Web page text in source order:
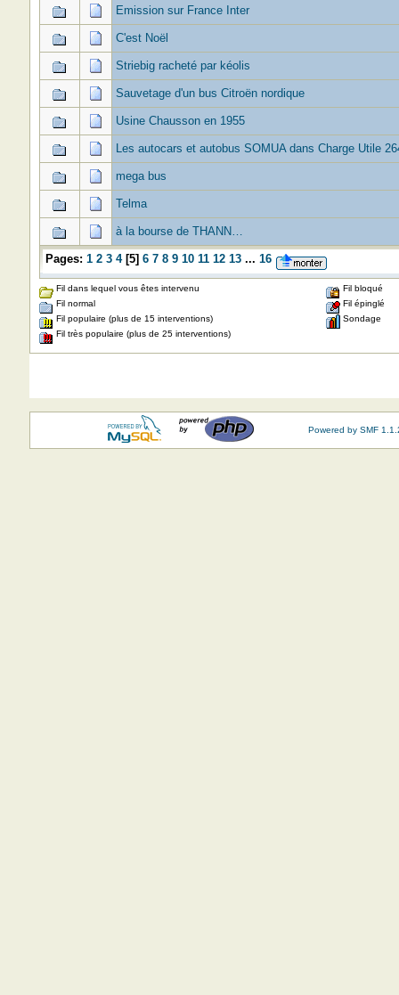
Emission sur France Inter
C'est Noël
Striebig racheté par kéolis
Sauvetage d'un bus Citroën nordique
Usine Chausson en 1955
Les autocars et autobus SOMUA dans Charge Utile
mega bus
Telma
à la bourse de THANN…
Pages: 1 2 3 4[5] 6 7 8 9 10 11 12 13 ... 16
Fil dans lequel vous êtes intervenu
Fil normal
Fil populaire (plus de 15 interventions)
Fil très populaire (plus de 25 interventions)
Fil bloqué
Fil épinglé
Sondage
Powered by SMF